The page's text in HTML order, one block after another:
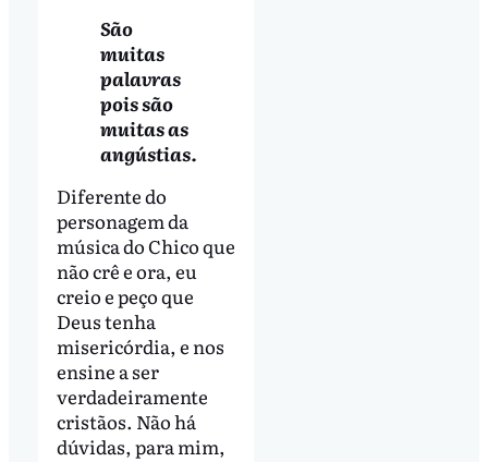
São
muitas
palavras
pois são
muitas as
angústias.
Diferente do
personagem da
música do Chico que
não crê e ora, eu
creio e peço que
Deus tenha
misericórdia, e nos
ensine a ser
verdadeiramente
cristãos. Não há
dúvidas, para mim,